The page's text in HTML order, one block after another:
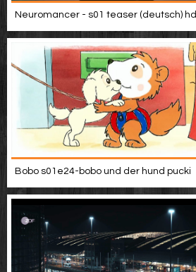
Neuromancer - s01 teaser (deutsch) hd
Bobo s01e24-bobo und der hund pucki